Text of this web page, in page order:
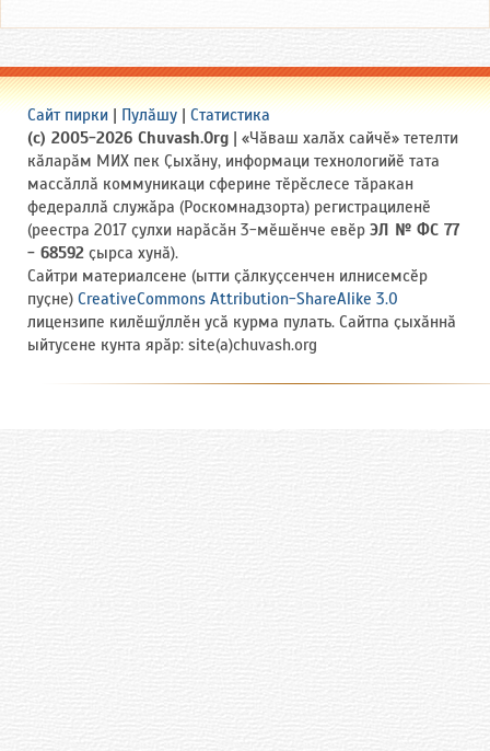
Сайт пирки | Пулӑшу | Статистика
(c) 2005-2026 Chuvash.Org | «Чӑваш халӑх сайчӗ» тетелти
кӑларӑм МИХ пек Ҫыхӑну, информаци технологийӗ тата
массӑллӑ коммуникаци сферине тӗрӗслесе тӑракан
федераллӑ служӑра (Роскомнадзорта) регистрациленӗ
(реестра 2017 ҫулхи нарӑсӑн 3-мӗшӗнче евӗр ЭЛ № ФС 77
- 68592 ҫырса хунӑ).
Сайтри материалсене (ытти ҫӑлкуҫсенчен илнисемсӗр
пуҫне) CreativeCommons Attribution-ShareAlike 3.0
лицензипе килӗшӳллӗн усӑ курма пулать. Сайтпа ҫыхӑннӑ
ыйтусене кунта ярӑр: site(a)chuvash.org